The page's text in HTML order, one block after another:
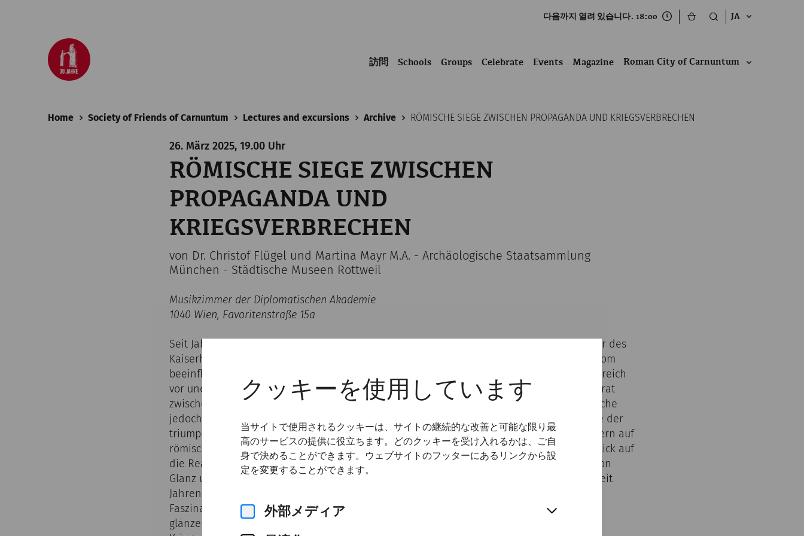
クッキーを使用しています
当サイトで使用されるクッキーは、サイトの継続的な改善と可能な限り最
高のサービスの提供に役立ちます。どのクッキーを受け入れるかは、ご自
身で決めることができます。ウェブサイトのフッターにあるリンクから設
定を変更することができます。
外部メディア
다음까지 열려 있습니다. 18:00 JA
訪問 Schools Groups Celebrate Events Magazine Roman City of Carnuntum
Home Society of Friends of Carnuntum Lectures and excursions Archive RÖMISCHE SIEGE ZWISCHEN PROPAGANDA UND KRIEGSVERBRECHEN
26. März 2025, 19.00 Uhr
RÖMISCHE SIEGE ZWISCHEN
PROPAGANDA UND
KRIEGSVERBRECHEN
von Dr. Christof Flügel und Martina Mayr M.A. - Archäologische Staatsammlung
München - Städtische Museen Rottweil
Musikzimmer der Diplomatischen Akademie
1040 Wien, Favoritenstraße 15a
Seit Jahrzehnten ist unter Archäologen allgemein anerkannt, wie bewusst gewählte Bilder des
Kaiserhauses die öffentliche Wahrnehmung der politischen und militärischen Macht in Rom
beeinflussten. Die „Macht der Bilder" (Paul Zanker) drang jedoch bald in den privaten Bereich
vor und war Gegenstand von Veränderungen in der „Lesart dieser Bilder". Der schmale Grat
zwischen Informationspolitik und Propaganda ist bei Symbolen der kaiserlichen Bildsprache
jedoch nicht immer klar definiert. Vom kaiserlichen Siegessymbol mutieren die Bilder wie der
triumphierende Reiter oder Details wie abgeschlagene Köpfe feindlicher Krieger zu Mustern auf
römischen Soldatengrabsteinen und finden auch im privaten Umfeld Verwendung. Der Blick auf
die Realität dahinter lohnt sich und es zeigt sich ein Bild der römischen Armee abseits von
Glanz und Siegen. Die in der musealen Vermittlung verwendeten Illustrationen und die seit
Jahren beliebten Reenactment-Events bringen einer interessierten Öffentlichkeit die
Faszination des römischen Militärs nahe. Dabei wird aber oft vergessen, dass abseits von
glänzender Ausrüstung und Truppenparaden die römische Armee eine hocheffiziente